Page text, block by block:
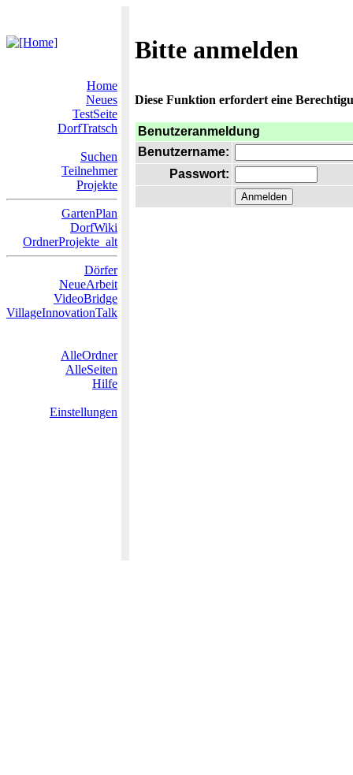
Bitte anmelden
Home
Neues
TestSeite
DorfTratsch
Suchen
Teilnehmer
Projekte
GartenPlan
DorfWiki
OrdnerProjekte_alt
Dörfer
NeueArbeit
VideoBridge
VillageInnovationTalk
AlleOrdner
AlleSeiten
Hilfe
Einstellungen
Diese Funktion erfordert eine
Benutzeranmeldung
Benutzername:
Passwort: